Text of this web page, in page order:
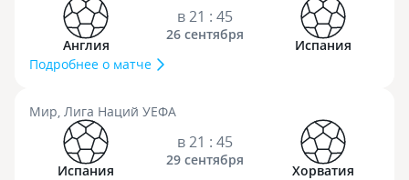
Англия
в 21 : 45
26 сентября
Испания
Подробнее о матче
Мир, Лига Наций УЕФА
Испания
в 21 : 45
29 сентября
Хорватия